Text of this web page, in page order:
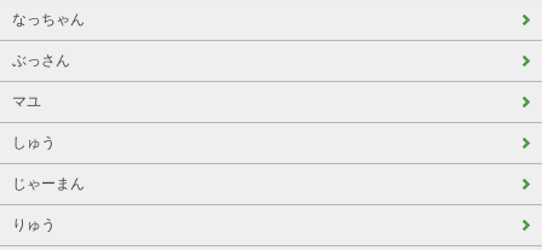
なっちゃん
ぶっさん
マユ
しゅう
じゃーまん
りゅう